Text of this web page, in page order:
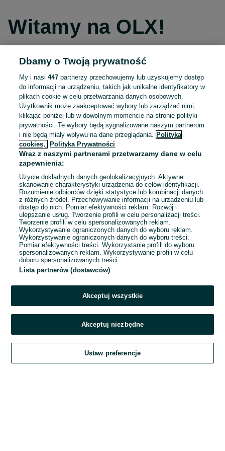
Witamy na OLX!
Kontynuuj przez Facebooka
Kontynuuj przez konto Apple
Kontynuuj przez konto Google
LUB
E-mail
Hasło
Zaloguj się
Kontynuując za pośrednictwem jednego z dostawców wskazanych powyżej,
OLX.pl w jego aktualnym brzmieniu.
Dbamy o Twoją prywatność
My i nasi447 partnerzy przechowujemy lub uzyskujemy dostęp
do informacji na urządzeniu, takich jak unikalne identyfikatory w
plikach cookie w celu przetwarzania danych osobowych.
Użytkownik może zaakceptować wybory lub zarządzać nimi,
klikając poniżej lub w dowolnym momencie na stronie polityki
prywatności. Te wybory będą sygnalizowane naszym partnerom
i nie będą miały wpływu na dane przeglądania.
Polityka
cookies,
Polityka Prywatności
Wraz z naszymi partnerami przetwarzamy dane w celu
zapewnienia:
Użycie dokładnych danych geolokalizacyjnych. Aktywne
skanowanie charakterystyki urządzenia do celów identyfikacji.
Rozumienie odbiorców dzięki statystyce lub kombinacji danych
z różnych źródeł. Przechowywanie informacji na urządzeniu lub
dostęp do nich. Pomiar efektywności reklam. Rozwój i
ulepszanie usług. Tworzenie profili w celu personalizacji treści.
Tworzenie profili w celu spersonalizowanych reklam.
Wykorzystywanie ograniczonych danych do wyboru reklam.
Wykorzystywanie ograniczonych danych do wyboru treści.
Pomiar efektywności treści. Wykorzystanie profili do wyboru
spersonalizowanych reklam. Wykorzystywanie profili w celu
doboru spersonalizowanych treści.
Lista partnerów (dostawców)
Akceptuj wszystkie
Akceptuj niezbędne
Ustaw preferencje